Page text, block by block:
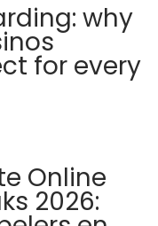
why
for every
Online
2026: